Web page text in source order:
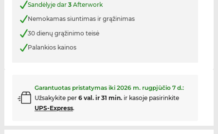
Sandėlyje dar 3Afterwork
Nemokamas siuntimas ir grąžinimas
30 dienų grąžinimo teisė
Palankios kainos
Garantuotas pristatymas iki 2026 m. rugpjūčio 7 d.:
Užsakykite per 6 val. ir 31 min.ir kasoje pasirinkite
UPS-Express.